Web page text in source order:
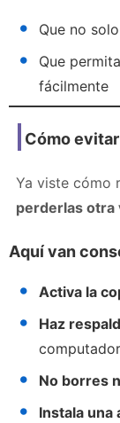
Que no
Que
fácilmente
Cómo
Ya viste cómo
perderlas otra
Aquí van
Activa la
Haz
No borres
Instala una